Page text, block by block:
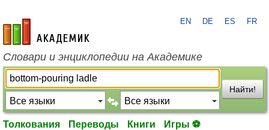
academic.ru
EN DE ES FR
Словари и энциклопедии на Академике
Найти!
Толкования Переводы Книги Игры ⚽